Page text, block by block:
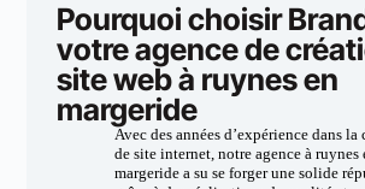
Pourquoi choisir
votre agence de
site web à ruynes en
margeride
Avec des années d’expérience dans la
de site internet, notre agence à ruynes
margeride a su se forger une solide